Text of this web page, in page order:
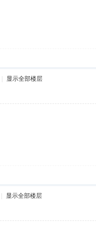
显示全部楼层
显示全部楼层